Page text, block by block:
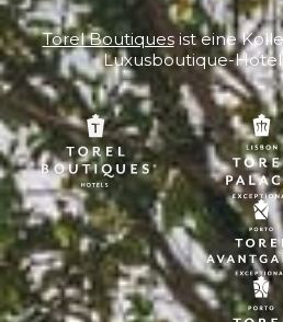
Torel Boutiquesist eine
Luxusboutique-